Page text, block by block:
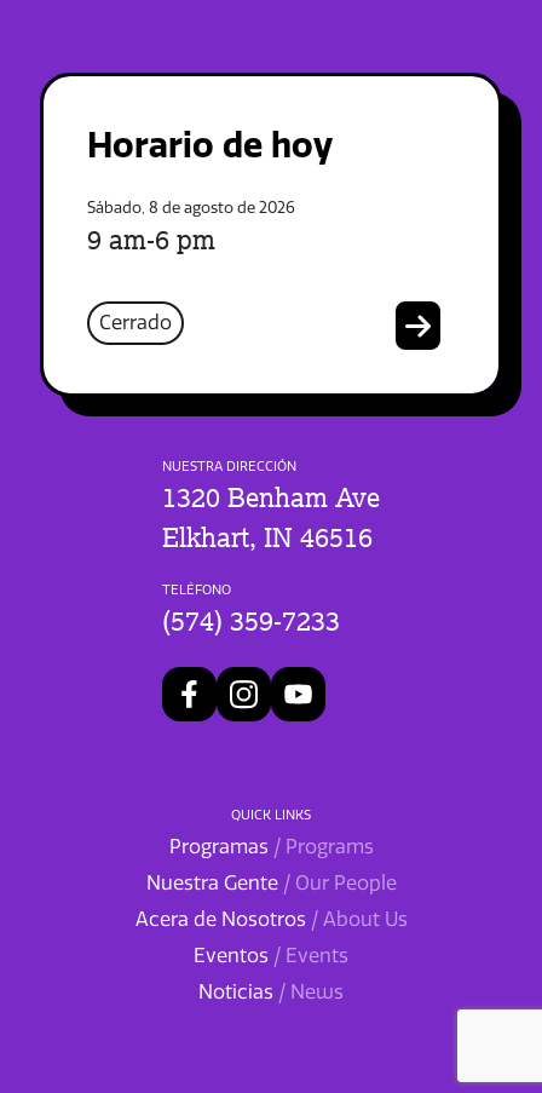
Horario de hoy
Sábado, 8 de agosto de 2026
9 am-6 pm
Cerrado
NUESTRA DIRECCIÓN
1320 Benham Ave
Elkhart, IN 46516
TELÉFONO
(574) 359-7233
QUICK LINKS
Programas / Programs
Nuestra Gente / Our People
Acera de Nosotros / About Us
Eventos / Events
Noticias / News